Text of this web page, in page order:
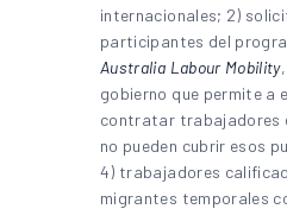
internacionales; 2)
participantes del
Australia Labour Mobility
gobierno que permite a
contratar trabajadores
no pueden cubrir esos
4) trabajadores
migrantes temporales